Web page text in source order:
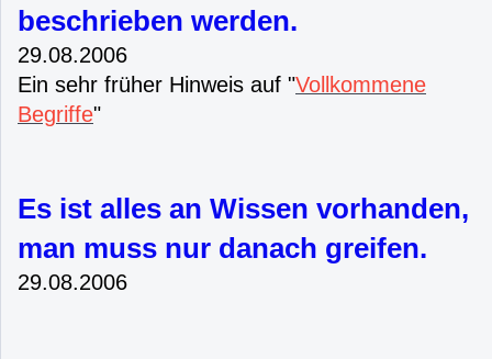
beschrieben werden.
29.08.2006
Ein sehr früher Hinweis auf "Vollkommene
Begriffe"
Es ist alles an Wissen vorhanden,
man muss nur danach greifen.
29.08.2006